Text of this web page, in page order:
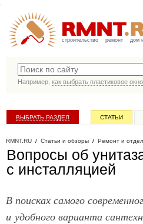
строительство ремонт дом
Например, как выбрать пластиковое окно
ВЫБРАТЬ РАЗДЕЛ СТАТЬИ
RMNT.RU / Статьи и обзоры / Ремонт и
Вопросы об
с инсталляцией
В поисках самого
и удобного варианта